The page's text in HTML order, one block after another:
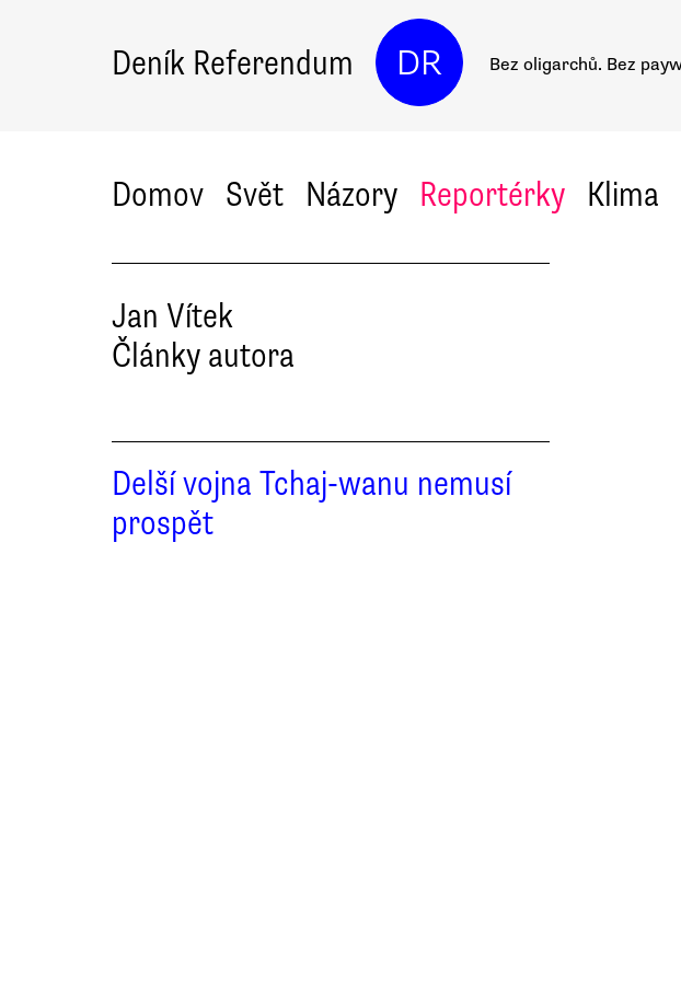
Deník Referendum DR Bez oligarchů. Bez
Domov Svět Názory Reportérky Klima
Jan Vítek
Články autora
Delší vojna Tchaj-wanu nemusí
prospět